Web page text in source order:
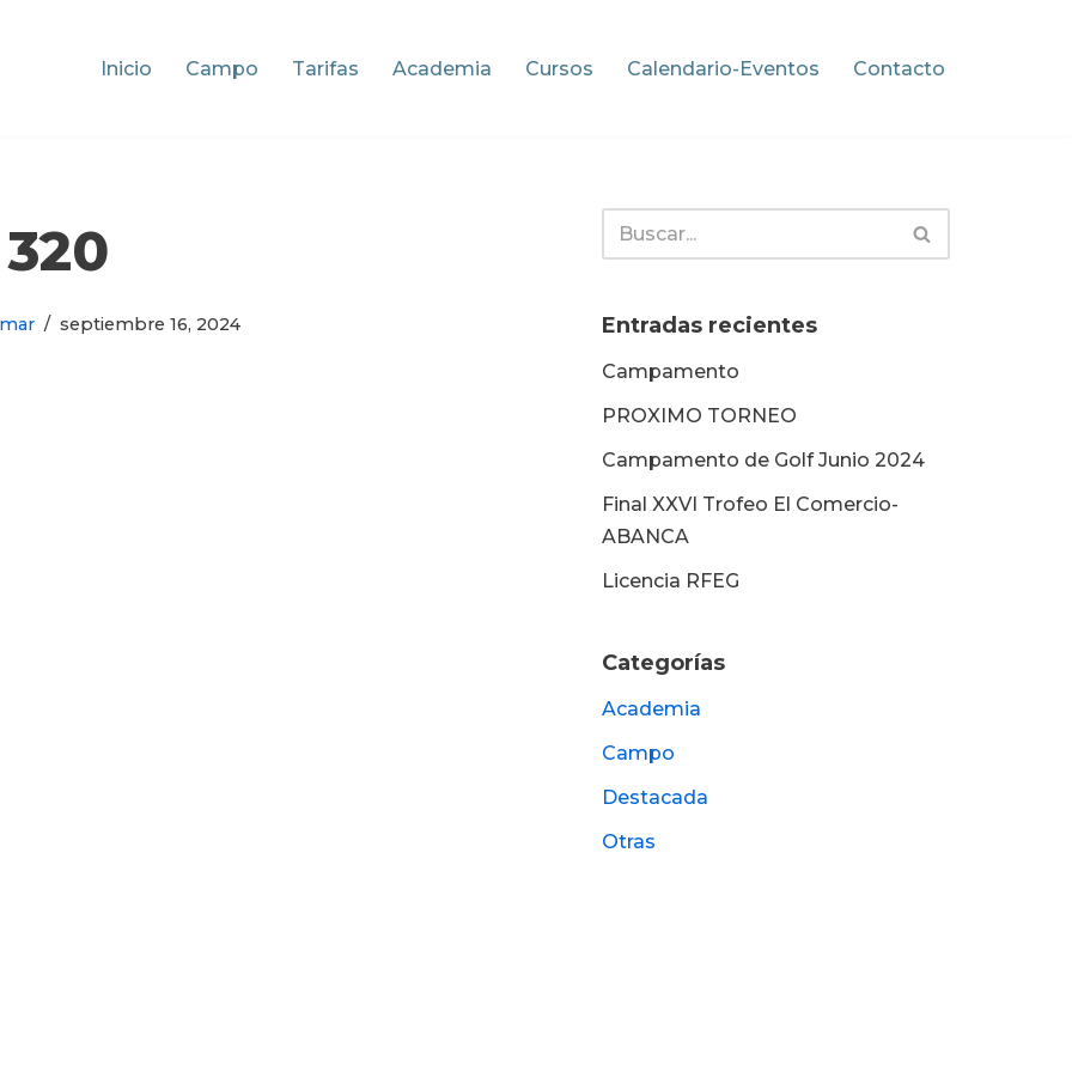
Inicio Campo Tarifas Academia Cursos Calendario-Eventos Contacto
320
septiembre 16, 2024 Entradas recientes
Campamento
PROXIMO TORNEO
Campamento de Golf Junio 2024
Final XXVI Trofeo El Comercio-
ABANCA
Licencia RFEG
Categorías
Academia
Campo
Destacada
Otras